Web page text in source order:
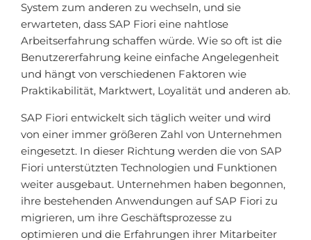
System zum anderen zu wechseln, und sie
erwarteten, dass SAP Fiori eine nahtlose
Arbeitserfahrung schaffen würde. Wie so oft ist die
Benutzererfahrung keine einfache Angelegenheit
und hängt von verschiedenen Faktoren wie
Praktikabilität, Marktwert, Loyalität und anderen ab.
SAP Fiori entwickelt sich täglich weiter und wird
von einer immer größeren Zahl von Unternehmen
eingesetzt. In dieser Richtung werden die von SAP
Fiori unterstützten Technologien und Funktionen
weiter ausgebaut. Unternehmen haben begonnen,
ihre bestehenden Anwendungen auf SAP Fiori zu
migrieren, um ihre Geschäftsprozesse zu
optimieren und die Erfahrungen ihrer Mitarbeiter